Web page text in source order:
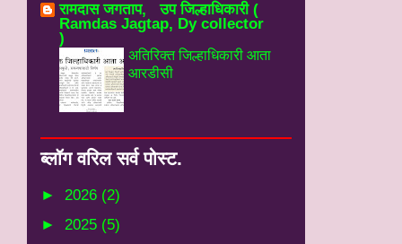
रामदास जगताप, उप जिल्हाधिकारी (
Ramdas Jagtap, Dy collector
)
अतिरिक्त जिल्हाधिकारी आता
आरडीसी
ब्‍लॉग वरिल सर्व पोस्‍ट.
► 2026 (2)
► 2025 (5)